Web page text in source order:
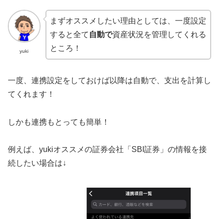
yuki
まずオススメしたい理由としては、一度設定
すると全て 自動で資産状況を管理してくれる
ところ！
一度、連携設定をしておけば以降は自動で、支出を計算し
てくれます！
しかも連携もとっても簡単！
例えば、yukiオススメの証券会社「SBI証券」の情報を接
続したい場合は↓